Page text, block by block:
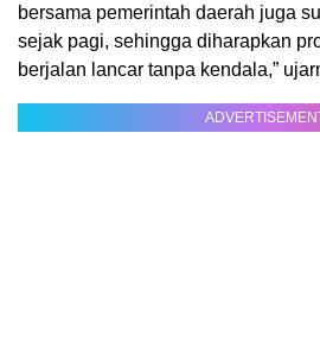
bersama pemerintah daerah juga
sejak pagi, sehingga diharapkan
berjalan lancar tanpa kendala,”